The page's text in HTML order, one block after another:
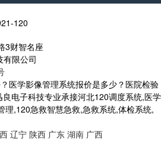
120
3财智名座
限公司
医学影像管理系统报价是多少？医院检验
电子科技专业承接河北120调度系统,医学
理,120急救智慧急救,急救系统,体检系统,
辽宁 陕西 广东 湖南 广西